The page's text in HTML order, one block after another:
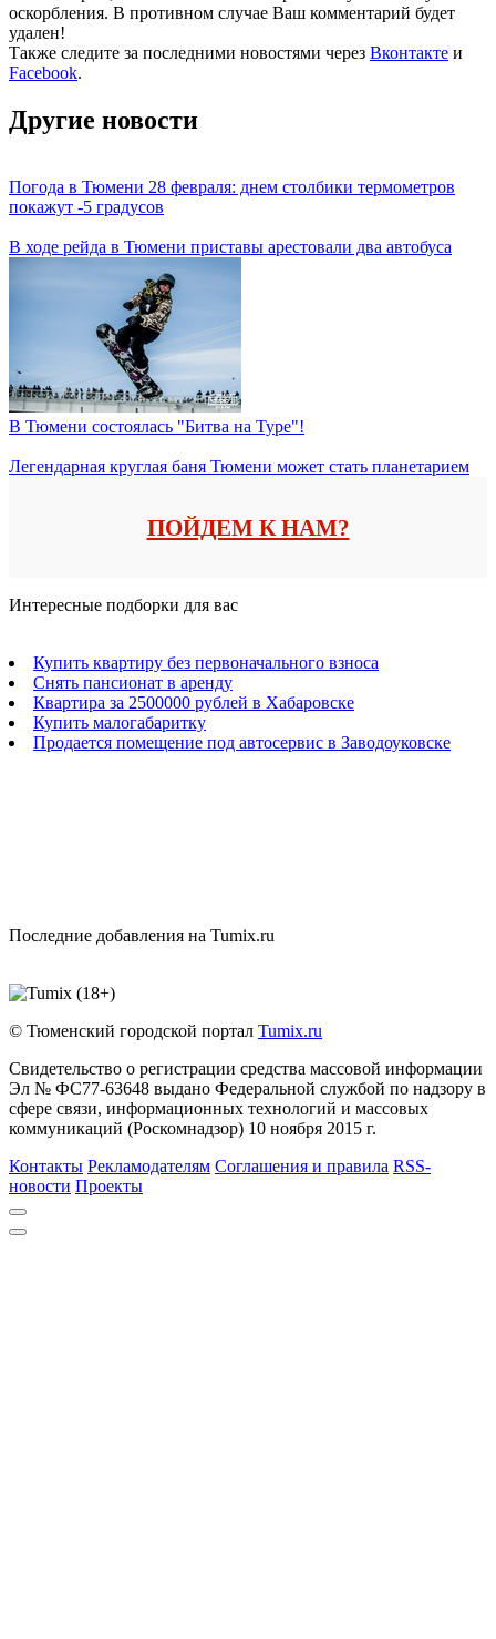
оскорбления. В противном случае Ваш комментарий будет
удален!
Также следите за последними новостями через Вконтакте и
Facebook.
Другие новости
Погода в Тюмени 28 февраля: днем столбики термометров
покажут -5 градусов
В ходе рейда в Тюмени приставы арестовали два автобуса
В Тюмени состоялась "Битва на Туре"!
Легендарная круглая баня Тюмени может стать планетарием
ПОЙДЕМ К НАМ?
Интересные подборки для вас
Купить квартиру без первоначального взноса
Снять пансионат в аренду
Квартира за 2500000 рублей в Хабаровске
Купить малогабаритку
Продается помещение под автосервис в Заводоуковске
Последние добавления на Tumix.ru
© Тюменский городской портал Tumix.ru
Свидетельство о регистрации средства массовой информации
Эл № ФС77-63648 выдано Федеральной службой по надзору в
сфере связи, информационных технологий и массовых
коммуникаций (Роскомнадзор) 10 ноября 2015 г.
Контакты Рекламодателям Соглашения и правила RSS-
новости Проекты